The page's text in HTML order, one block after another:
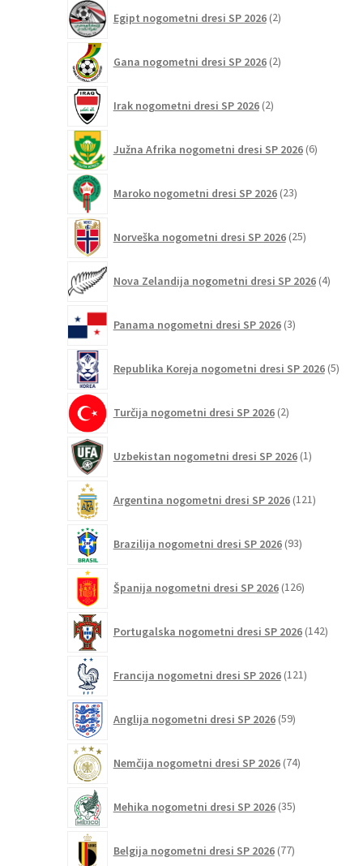
Egipt nogometni dresi SP 2026 2izdelka
Gana nogometni dresi SP 2026 2izdelka
Irak nogometni dresi SP 2026 2izdelka
Južna Afrika nogometni dresi SP 2026 6izdelkov
Maroko nogometni dresi SP 2026 23izdelkov
Norveška nogometni dresi SP 2026 25izdelkov
Nova Zelandija nogometni dresi SP 2026 4izdelki
Panama nogometni dresi SP 2026 3izdelki
Republika Koreja nogometni dresi SP 2026 5
Turčija nogometni dresi SP 2026 2izdelka
Uzbekistan nogometni dresi SP 2026 1izdelek
Argentina nogometni dresi SP 2026 121izdelkov
Brazilija nogometni dresi SP 2026 93izdelkov
Španija nogometni dresi SP 2026 126izdelkov
Portugalska nogometni dresi SP 2026 142
Francija nogometni dresi SP 2026 121izdelkov
Anglija nogometni dresi SP 2026 59izdelkov
Nemčija nogometni dresi SP 2026 74izdelkov
Mehika nogometni dresi SP 2026 35izdelkov
Belgija nogometni dresi SP 2026 77izdelkov